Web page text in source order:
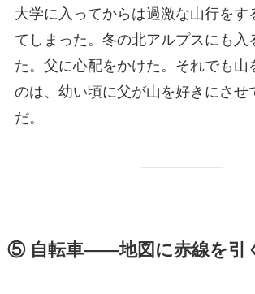
大学に入ってからは過激な山行をす
てしまった。冬の北アルプスにも入
た。父に心配をかけた。それでも山
のは、幼い頃に父が山を好きにさせ
だ。
⑤ 自転車——地図に赤線を引